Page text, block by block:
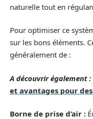
naturelle tout en
Pour optimiser ce
sur les bons éléments.
généralement de :
A découvrir également :
et avantages pour
Borne de prise d’air :